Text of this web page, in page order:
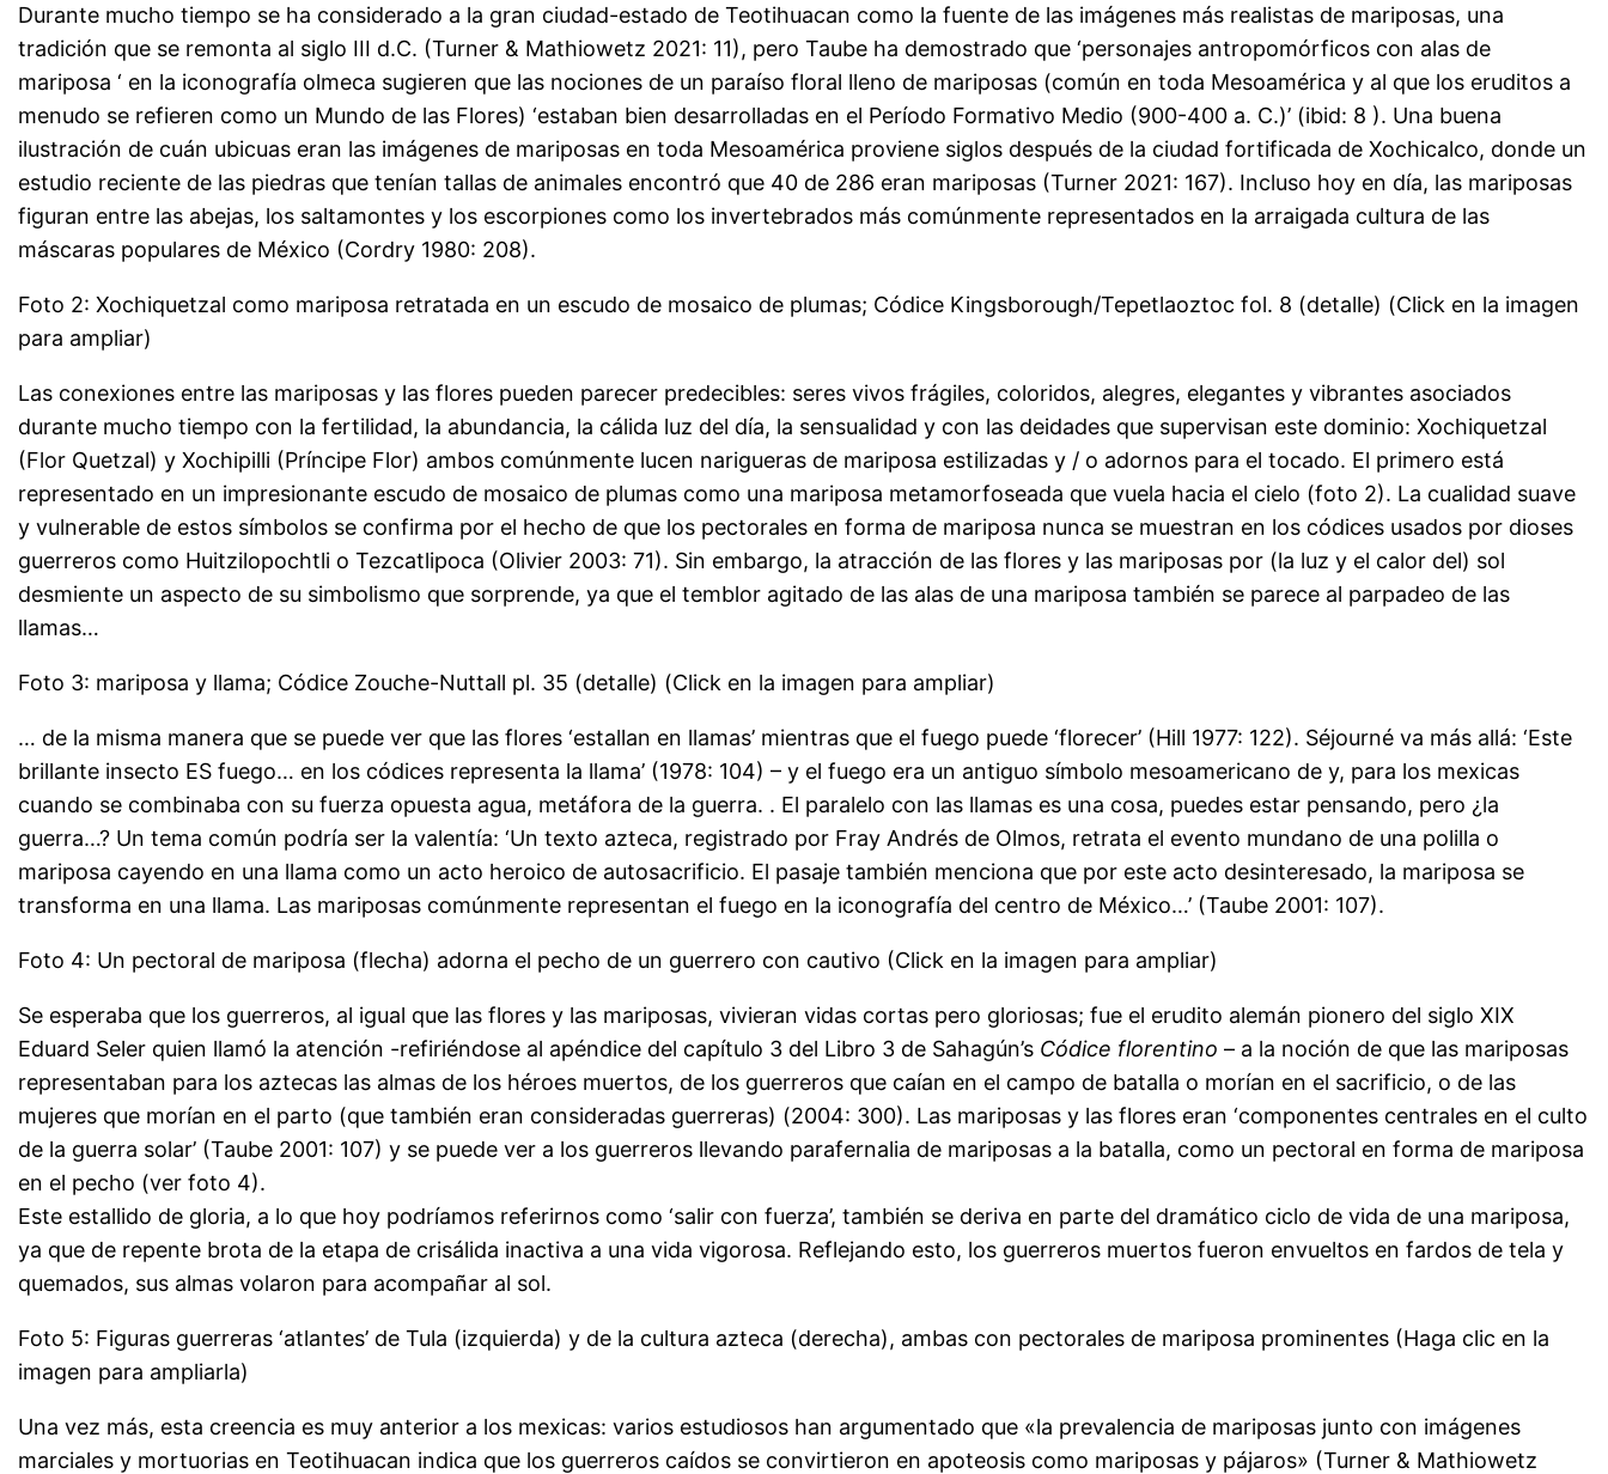
Durante mucho tiempo se ha considerado a la gran ciudad-estado de Teotihuacan como la fuente de las imágenes más realistas de mariposas, una
tradición que se remonta al siglo III d.C. (Turner & Mathiowetz 2021: 11), pero Taube ha demostrado que ‘personajes antropomórficos con alas de
mariposa ‘ en la iconografía olmeca sugieren que las nociones de un paraíso floral lleno de mariposas (común en toda Mesoamérica y al que los eruditos a
menudo se refieren como un Mundo de las Flores) ‘estaban bien desarrolladas en el Período Formativo Medio (900-400 a. C.)’ (ibid: 8 ). Una buena
ilustración de cuán ubicuas eran las imágenes de mariposas en toda Mesoamérica proviene siglos después de la ciudad fortificada de Xochicalco, donde un
estudio reciente de las piedras que tenían tallas de animales encontró que 40 de 286 eran mariposas (Turner 2021: 167). Incluso hoy en día, las mariposas
figuran entre las abejas, los saltamontes y los escorpiones como los invertebrados más comúnmente representados en la arraigada cultura de las
máscaras populares de México (Cordry 1980: 208).
Foto 2: Xochiquetzal como mariposa retratada en un escudo de mosaico de plumas; Códice Kingsborough/Tepetlaoztoc fol. 8 (detalle) (Click en la imagen
para ampliar)
Las conexiones entre las mariposas y las flores pueden parecer predecibles: seres vivos frágiles, coloridos, alegres, elegantes y vibrantes asociados
durante mucho tiempo con la fertilidad, la abundancia, la cálida luz del día, la sensualidad y con las deidades que supervisan este dominio: Xochiquetzal
(Flor Quetzal) y Xochipilli (Príncipe Flor) ambos comúnmente lucen narigueras de mariposa estilizadas y / o adornos para el tocado. El primero está
representado en un impresionante escudo de mosaico de plumas como una mariposa metamorfoseada que vuela hacia el cielo (foto 2). La cualidad suave
y vulnerable de estos símbolos se confirma por el hecho de que los pectorales en forma de mariposa nunca se muestran en los códices usados ​​por dioses
guerreros como Huitzilopochtli o Tezcatlipoca (Olivier 2003: 71). Sin embargo, la atracción de las flores y las mariposas por (la luz y el calor del) sol
desmiente un aspecto de su simbolismo que sorprende, ya que el temblor agitado de las alas de una mariposa también se parece al parpadeo de las
llamas…
Foto 3: mariposa y llama; Códice Zouche-Nuttall pl. 35 (detalle) (Click en la imagen para ampliar)
… de la misma manera que se puede ver que las flores ‘estallan en llamas’ mientras que el fuego puede ‘florecer’ (Hill 1977: 122). Séjourné va más allá: ‘Este
brillante insecto ES fuego… en los códices representa la llama’ (1978: 104) – y el fuego era un antiguo símbolo mesoamericano de y, para los mexicas
cuando se combinaba con su fuerza opuesta agua, metáfora de la guerra. . El paralelo con las llamas es una cosa, puedes estar pensando, pero ¿la
guerra…? Un tema común podría ser la valentía: ‘Un texto azteca, registrado por Fray Andrés de Olmos, retrata el evento mundano de una polilla o
mariposa cayendo en una llama como un acto heroico de autosacrificio. El pasaje también menciona que por este acto desinteresado, la mariposa se
transforma en una llama. Las mariposas comúnmente representan el fuego en la iconografía del centro de México…’ (Taube 2001: 107).
Foto 4: Un pectoral de mariposa (flecha) adorna el pecho de un guerrero con cautivo (Click en la imagen para ampliar)
Se esperaba que los guerreros, al igual que las flores y las mariposas, vivieran vidas cortas pero gloriosas; fue el erudito alemán pionero del siglo XIX
Eduard Seler quien llamó la atención -refiriéndose al apéndice del capítulo 3 del Libro 3 de Sahagún’s Códice florentino – a la noción de que las mariposas
representaban para los aztecas las almas de los héroes muertos, de los guerreros que caían en el campo de batalla o morían en el sacrificio, o de las
mujeres que morían en el parto (que también eran consideradas guerreras) (2004: 300). Las mariposas y las flores eran ‘componentes centrales en el culto
de la guerra solar’ (Taube 2001: 107) y se puede ver a los guerreros llevando parafernalia de mariposas a la batalla, como un pectoral en forma de mariposa
en el pecho (ver foto 4).
Este estallido de gloria, a lo que hoy podríamos referirnos como ‘salir con fuerza’, también se deriva en parte del dramático ciclo de vida de una mariposa,
ya que de repente brota de la etapa de crisálida inactiva a una vida vigorosa. Reflejando esto, los guerreros muertos fueron envueltos en fardos de tela y
quemados, sus almas volaron para acompañar al sol.
Foto 5: Figuras guerreras ‘atlantes’ de Tula (izquierda) y de la cultura azteca (derecha), ambas con pectorales de mariposa prominentes (Haga clic en la
imagen para ampliarla)
Una vez más, esta creencia es muy anterior a los mexicas: varios estudiosos han argumentado que «la prevalencia de mariposas junto con imágenes
marciales y mortuorias en Teotihuacan indica que los guerreros caídos se convirtieron en apoteosis como mariposas y pájaros» (Turner & Mathiowetz